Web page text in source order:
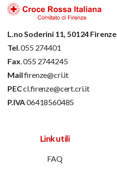
L.no Soderini 11, 50124 Firenze
Tel. 055 274401
Fax. 055 2744245
Mailfirenze@cri.it
PECcl.firenze@cert.cri.it
P.IVA06418560485
Link utili
FAQ